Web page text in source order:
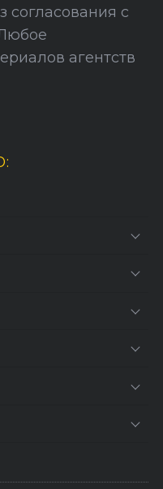
согласования с
агентств